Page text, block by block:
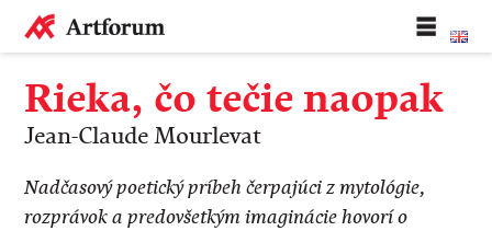
Rieka, čo tečie naopak
Jean-Claude Mourlevat
Nadčasový poetický príbeh čerpajúci z mytológie,
rozprávok a predovšetkým imaginácie hovorí o